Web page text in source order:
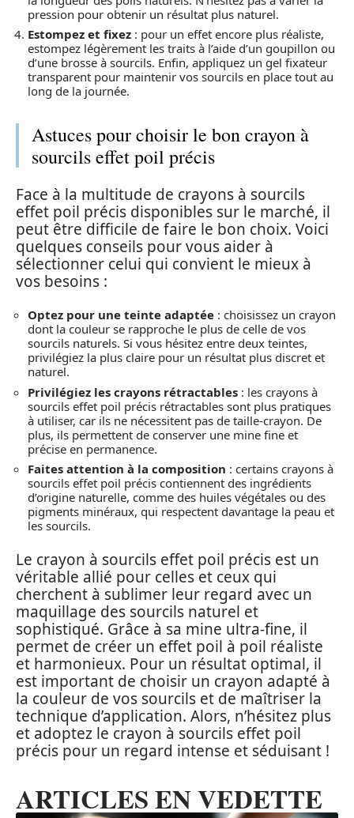
pression pour obtenir un résultat plus naturel.
Estompez et fixez : pour un effet encore plus réaliste,
estompez légèrement les traits à l’aide d’un goupillon ou
d’une brosse à sourcils. Enfin, appliquez un gel fixateur
transparent pour maintenir vos sourcils en place tout au
long de la journée.
Astuces pour choisir le bon crayon à
sourcils effet poil précis
Face à la multitude de crayons à sourcils
effet poil précis disponibles sur le marché, il
peut être difficile de faire le bon choix. Voici
quelques conseils pour vous aider à
sélectionner celui qui convient le mieux à
vos besoins :
Optez pour une teinte adaptée : choisissez un crayon
dont la couleur se rapproche le plus de celle de vos
sourcils naturels. Si vous hésitez entre deux teintes,
privilégiez la plus claire pour un résultat plus discret et
naturel.
Privilégiez les crayons rétractables : les crayons à
sourcils effet poil précis rétractables sont plus pratiques
à utiliser, car ils ne nécessitent pas de taille-crayon. De
plus, ils permettent de conserver une mine fine et
précise en permanence.
Faites attention à la composition : certains crayons à
sourcils effet poil précis contiennent des ingrédients
d’origine naturelle, comme des huiles végétales ou des
pigments minéraux, qui respectent davantage la peau et
les sourcils.
Le crayon à sourcils effet poil précis est un
véritable allié pour celles et ceux qui
cherchent à sublimer leur regard avec un
maquillage des sourcils naturel et
sophistiqué. Grâce à sa mine ultra-fine, il
permet de créer un effet poil à poil réaliste
et harmonieux. Pour un résultat optimal, il
est important de choisir un crayon adapté à
la couleur de vos sourcils et de maîtriser la
technique d’application. Alors, n’hésitez plus
et adoptez le crayon à sourcils effet poil
précis pour un regard intense et séduisant !
ARTICLES EN VEDETTE